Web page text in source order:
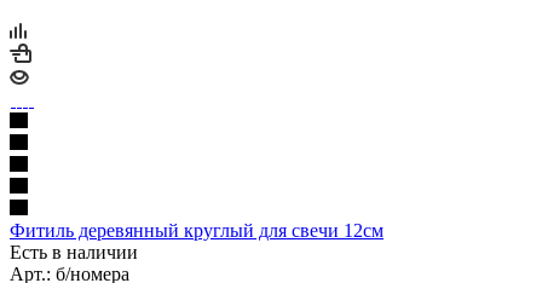
Фитиль деревянный круглый для свечи 12см
Есть в наличии
Арт.: б/номера